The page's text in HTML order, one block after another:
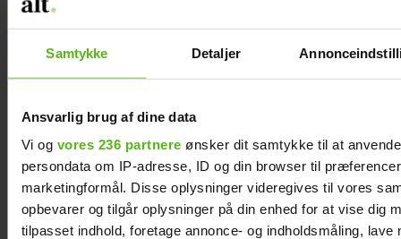
Samtykke Detaljer
Ansvarlig brug af dine data
Vi og vores 236 partnere ønsker dit samtykke til at
persondata om IP-adresse, ID og din browser til
marketingformål. Disse oplysninger videregives til vores
opbevarer og tilgår oplysninger på din enhed for at vise dig
tilpasset indhold, foretage annonce- og indholdsmåling, lave
Janni Ree kan ikke gå i fred på Smukfest: Det
bliver vildere og vildere